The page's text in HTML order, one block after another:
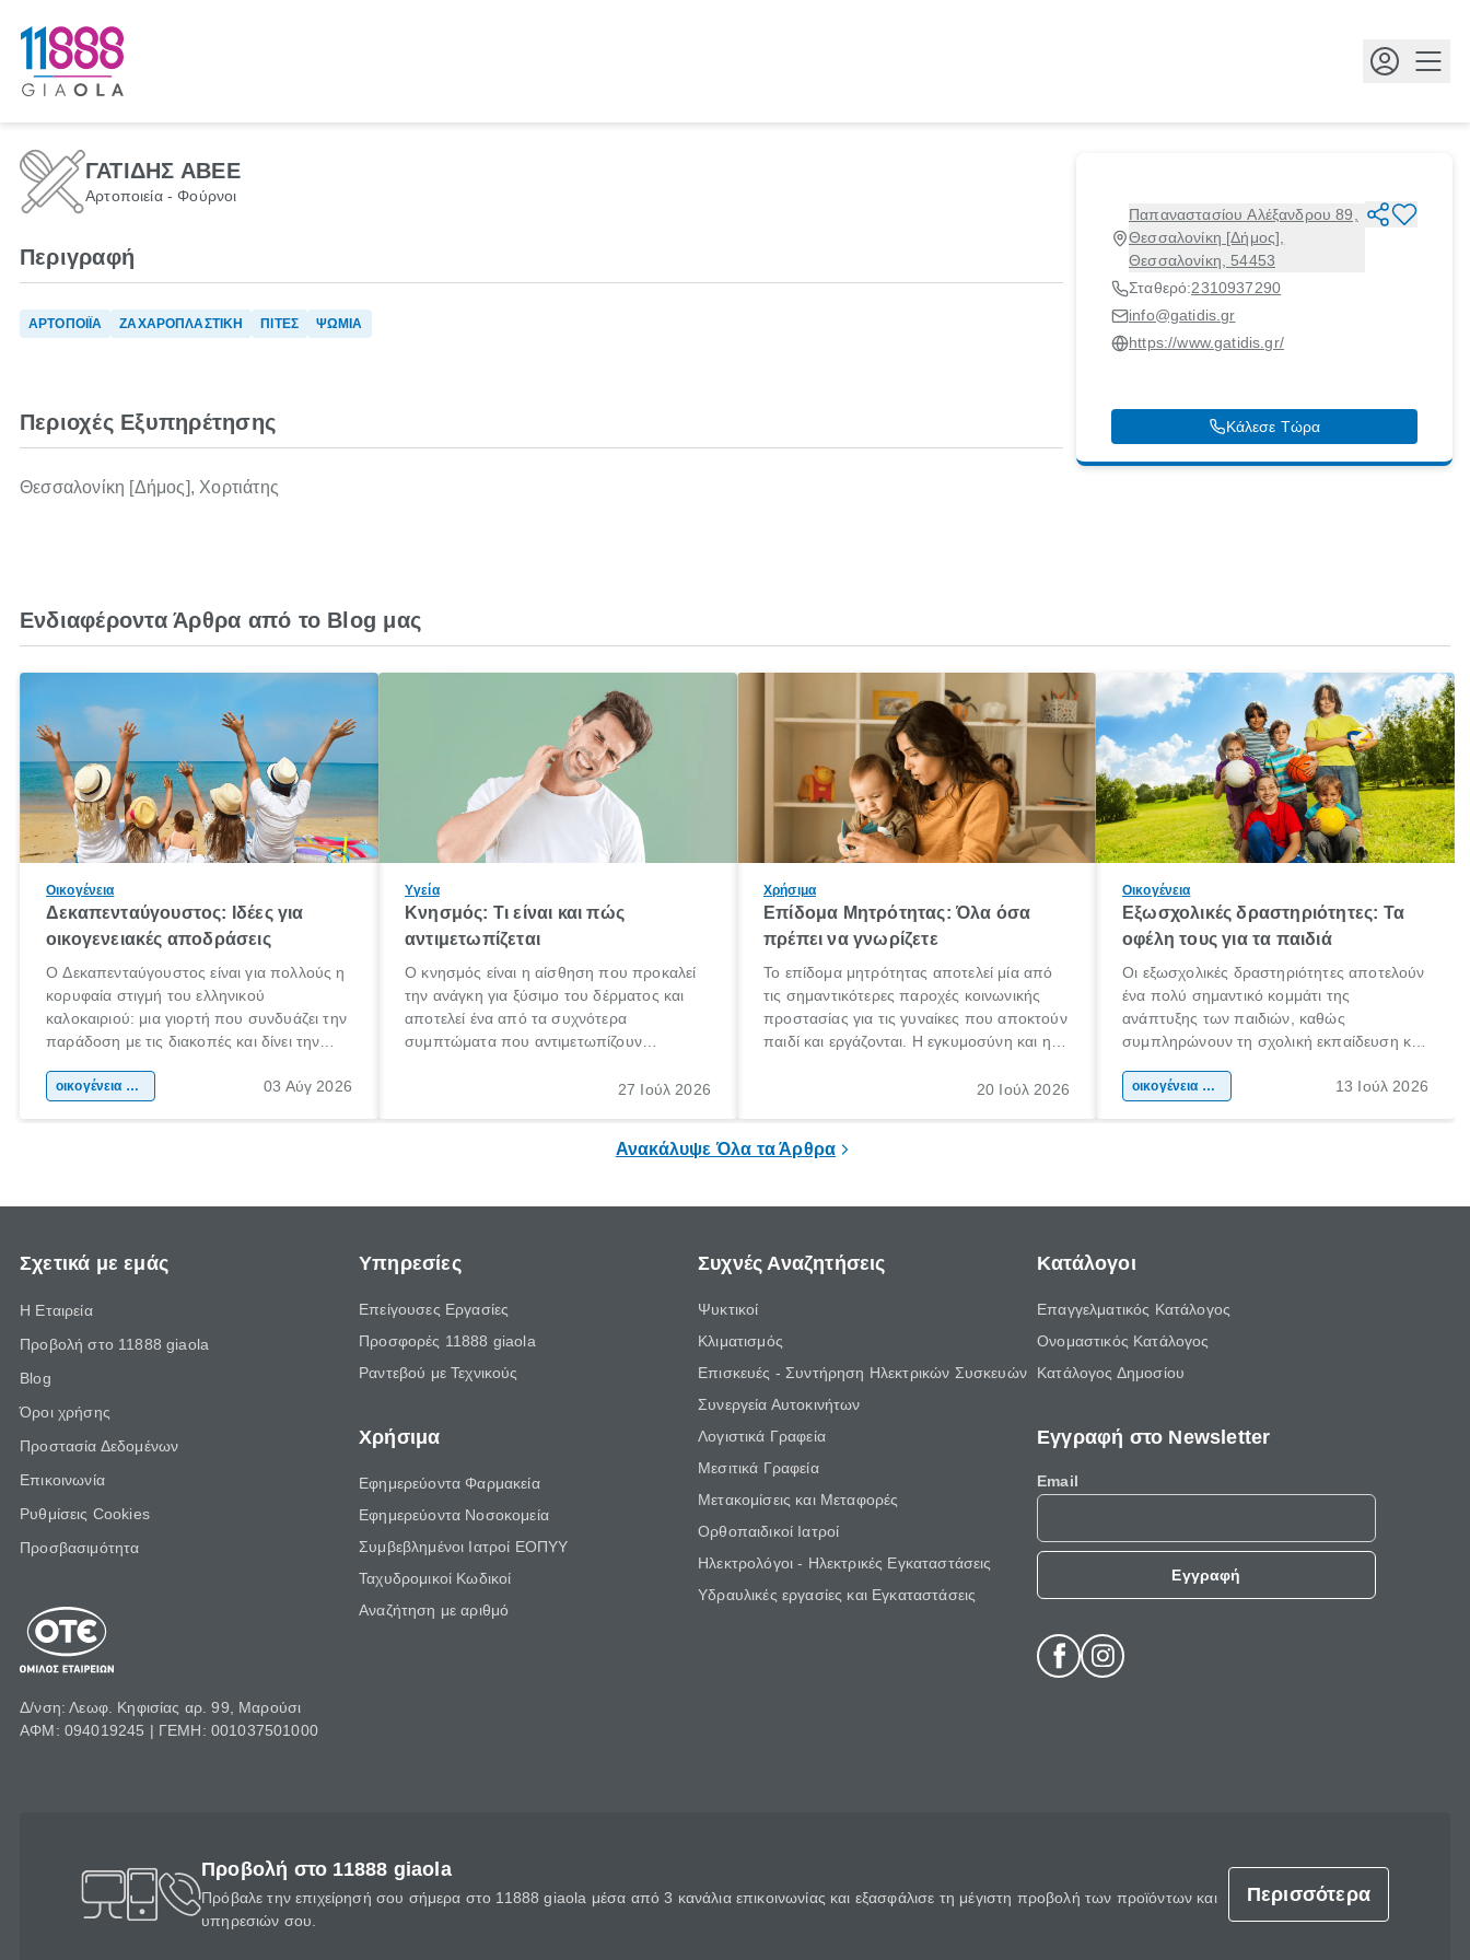
ΓΑΤΙΔΗΣ ΑΒΕΕ
Αρτοποιεία - Φούρνοι
Παπαναστασίου Αλέξανδρου 89,
Θεσσαλονίκη [Δήμος],
Θεσσαλονίκη, 54453
Σταθερό:2310937290
info@gatidis.gr
https://www.gatidis.gr/
Κάλεσε Τώρα
Περιγραφή
ΑΡΤΟΠΟΙΪΑ ΖΑΧΑΡΟΠΛΑΣΤΙΚΗ ΠΙΤΕΣ ΨΩΜΙΑ
Περιοχές Εξυπηρέτησης
Θεσσαλονίκη [Δήμος], Χορτιάτης
Ενδιαφέροντα Άρθρα από το Blog μας
Οικογένεια
Δεκαπενταύγουστος: Ιδέες για
οικογενειακές αποδράσεις
Ο Δεκαπενταύγουστος είναι για πολλούς η
κορυφαία στιγμή του ελληνικού
καλοκαιριού: μια γιορτή που συνδυάζει την
παράδοση με τις διακοπές και δίνει την
χώρας. Είτε πρόκειται για λίγες μέρες
οικογένεια & παιδί 03 Αύγ 2026
Υγεία
Κνησμός: Τι είναι και πώς
αντιμετωπίζεται
Ο κνησμός είναι η αίσθηση που προκαλεί
την ανάγκη για ξύσιμο του δέρματος και
αποτελεί ένα από τα συχνότερα
συμπτώματα που αντιμετωπίζουν
πληροφορίες για το «κνησμός τι είναι»,
27 Ιούλ 2026
Χρήσιμα
Επίδομα Μητρότητας: Όλα όσα
πρέπει να γνωρίζετε
Το επίδομα μητρότητας αποτελεί μία από
τις σημαντικότερες παροχές κοινωνικής
προστασίας για τις γυναίκες που αποκτούν
παιδί και εργάζονται. Η εγκυμοσύνη και η
σημαντική περίοδος στη ζωή κάθε20 Ιούλ 2026
Οικογένεια
Εξωσχολικές δραστηριότητες: Τα
οφέλη τους για τα παιδιά
Οι εξωσχολικές δραστηριότητες αποτελούν
ένα πολύ σημαντικό κομμάτι της
ανάπτυξης των παιδιών, καθώς
συμπληρώνουν τη σχολική εκπαίδευση και
της προσωπικότητας, της κοινωνικότητας
οικογένεια & παιδί 13 Ιούλ 2026
Ανακάλυψε Όλα τα Άρθρα
Σχετικά με εμάς
Η Εταιρεία
Προβολή στο 11888 giaola
Blog
Όροι χρήσης
Προστασία Δεδομένων
Επικοινωνία
Ρυθμίσεις Cookies
Προσβασιμότητα
Δ/νση: Λεωφ. Κηφισίας αρ. 99, Μαρούσι
ΑΦΜ: 094019245 | ΓΕΜΗ: 001037501000
Υπηρεσίες
Επείγουσες Εργασίες
Προσφορές 11888 giaola
Ραντεβού με Τεχνικούς
Χρήσιμα
Εφημερεύοντα Φαρμακεία
Εφημερεύοντα Νοσοκομεία
Συμβεβλημένοι Ιατροί ΕΟΠΥΥ
Ταχυδρομικοί Κωδικοί
Αναζήτηση με αριθμό
Συχνές Αναζητήσεις
Ψυκτικοί
Κλιματισμός
Επισκευές - Συντήρηση Ηλεκτρικών Συσκευών
Συνεργεία Αυτοκινήτων
Λογιστικά Γραφεία
Μεσιτικά Γραφεία
Μετακομίσεις και Μεταφορές
Ορθοπαιδικοί Ιατροί
Ηλεκτρολόγοι - Ηλεκτρικές Εγκαταστάσεις
Υδραυλικές εργασίες και Εγκαταστάσεις
Κατάλογοι
Επαγγελματικός Κατάλογος
Ονομαστικός Κατάλογος
Κατάλογος Δημοσίου
Εγγραφή στο Newsletter
Email
Εγγραφή
Προβολή στο 11888 giaola
Πρόβαλε την επιχείρησή σου σήμερα στο 11888 giaola μέσα από 3 κανάλια επικοινωνίας και εξασφάλισε τη μέγιστη προβολή των προϊόντων και
υπηρεσιών σου.
Περισσότερα